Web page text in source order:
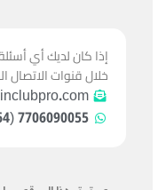
إذا كان لديك أي
خلال قنوات الاتصال
7706090055 (964+)